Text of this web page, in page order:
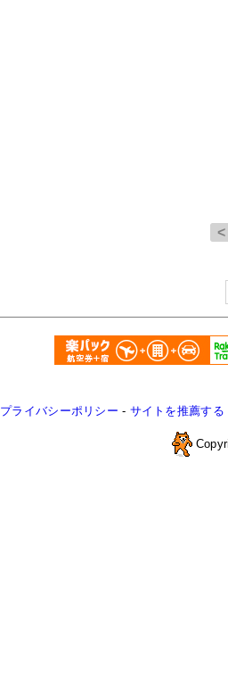
プライバシーポリシー - サイトを推薦する